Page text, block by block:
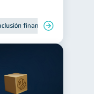
financiera